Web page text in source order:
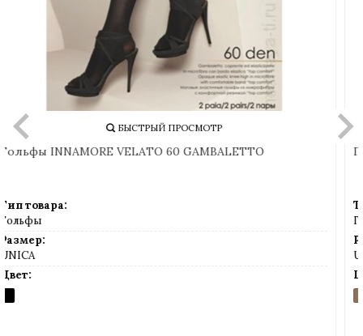
БЫСТРЫЙ ПРОСМОТР
Гольфы INNAMORE VELATO 20 GAMBALETTO
Тип товара:
Гольфы
Размер:
UNICA
Цвет: